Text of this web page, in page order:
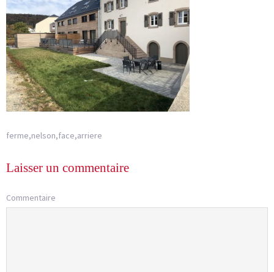
ferme,nelson,face,arriere
Laisser un commentaire
Commentaire